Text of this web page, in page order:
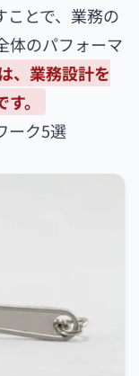
ことで、業務の
体のパフォーマ
、業務設計を
。
ーク5選